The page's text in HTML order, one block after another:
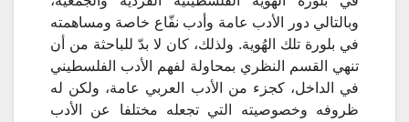
وبالتالي دور الأدب عامة وأدب نفّاع خاصة ومساهمته
في بلورة تلك الهُوية. ولذلك، كان لا بدّ للباحثة من أن
تنهي القسم النظري بمحاولة لفهم الأدب الفلسطيني
في الداخل، كجزء من الأدب العربي عامة، ولكن له
ظروفه وخصوصيته التي تجعله مختلفا عن الأدب